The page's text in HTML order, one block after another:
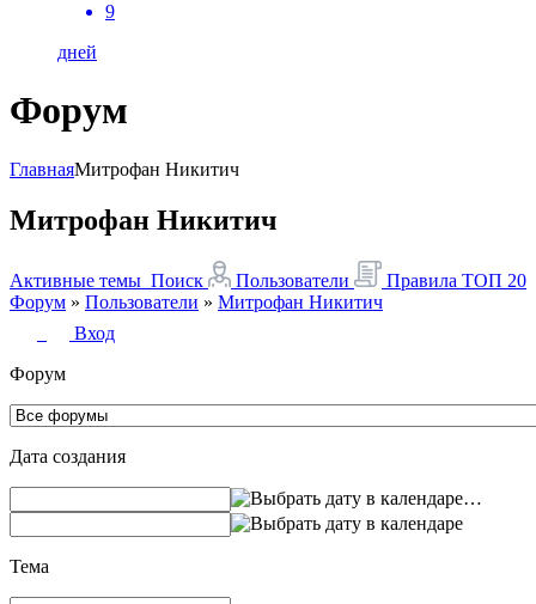
9
дней
Форум
ГлавнаяМитрофан Никитич
Митрофан Никитич
Активные темы Поиск Пользователи Правила ТОП 20
Форум » Пользователи » Митрофан Никитич
Вход
Форум
Дата создания
…
Тема